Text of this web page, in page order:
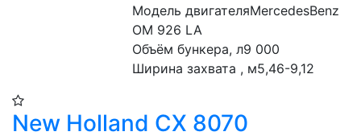
Модель двигателяMercedesBenz
OM 926 LA
Объём бункера, л9 000
Ширина захвата , м5,46-9,12
New Holland CX 8070